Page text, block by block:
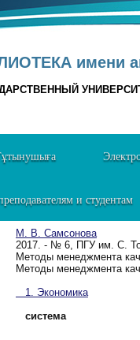
имени
и студентам
М. В. Самсонова
2017. - № 6, ПГУ им. С.
Методы менеджмента
Методы менеджмента
1. Экономика
система